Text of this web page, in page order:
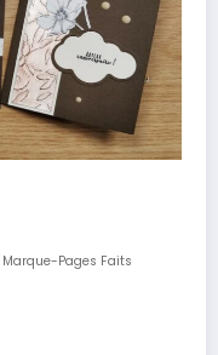
Marque-Pages Faits